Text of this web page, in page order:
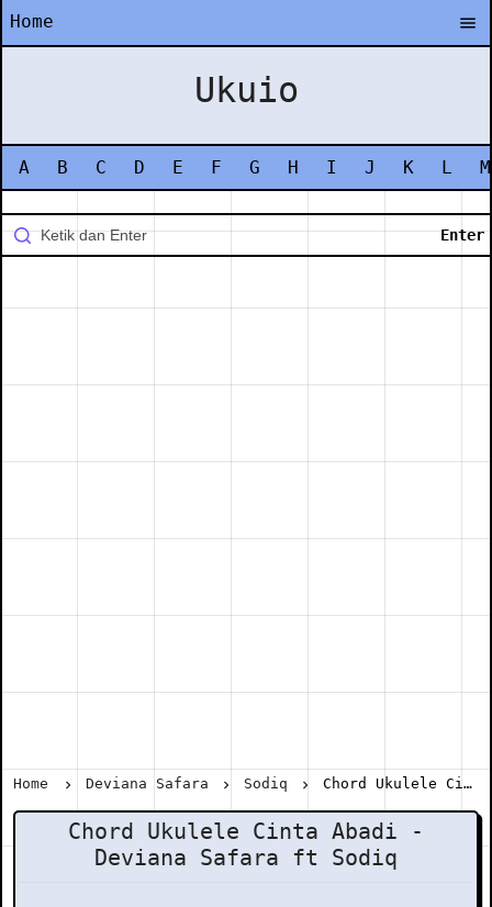
Home
Ukuio
A B C D E F G H I J K L M
Home Deviana Safara Sodiq Chord Ukulele Cinta Abadi - Deviana Safara ft Sodiq
Chord Ukulele Cinta Abadi -
Deviana Safara ft Sodiq